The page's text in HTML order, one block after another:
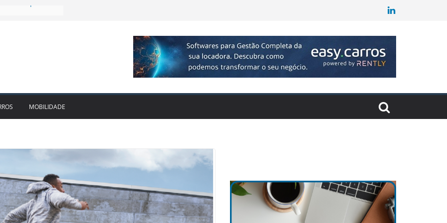
presença no
no 2T26 e
parceria para
MOBILIDADE